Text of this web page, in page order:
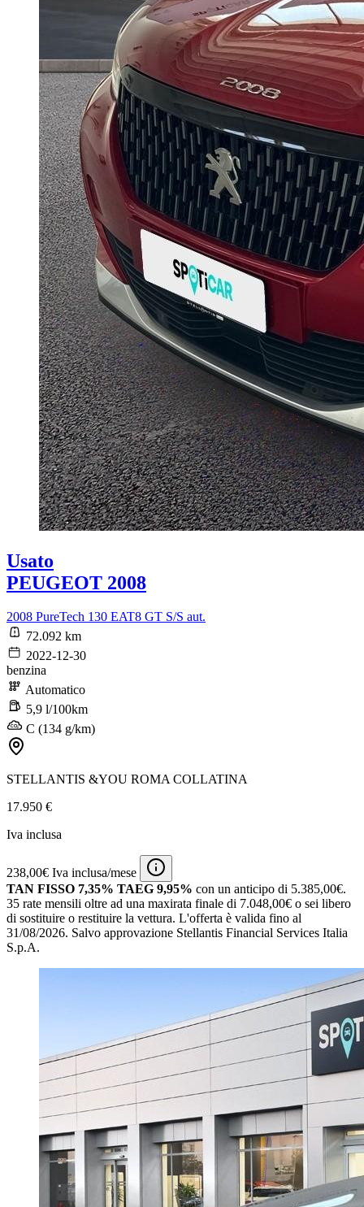
Usato
PEUGEOT 2008
2008 PureTech 130 EAT8 GT S/S aut.
72.092 km
2022-12-30
benzina
Automatico
5,9 l/100km
C (134 g/km)
STELLANTIS &YOU ROMA COLLATINA
17.950 €
Iva inclusa
238,00€ Iva inclusa/mese
TAN FISSO 7,35% TAEG 9,95% con un anticipo di 5.385,00€.
35 rate mensili oltre ad una maxirata finale di 7.048,00€ o sei libero
di sostituire o restituire la vettura. L'offerta è valida fino al
31/08/2026. Salvo approvazione Stellantis Financial Services Italia
S.p.A.